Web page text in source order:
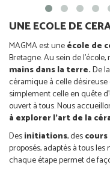
UNE ECOLE DE
MAGMA est uneécole de
Bretagne. Au sein de
mains dans la terre.De
céramique à celle
simplement celle en quête
ouvert à tous. Nous
à explorer l’art de la
Desinitiations, des
proposés, adaptés à tous
chaque étape permet de